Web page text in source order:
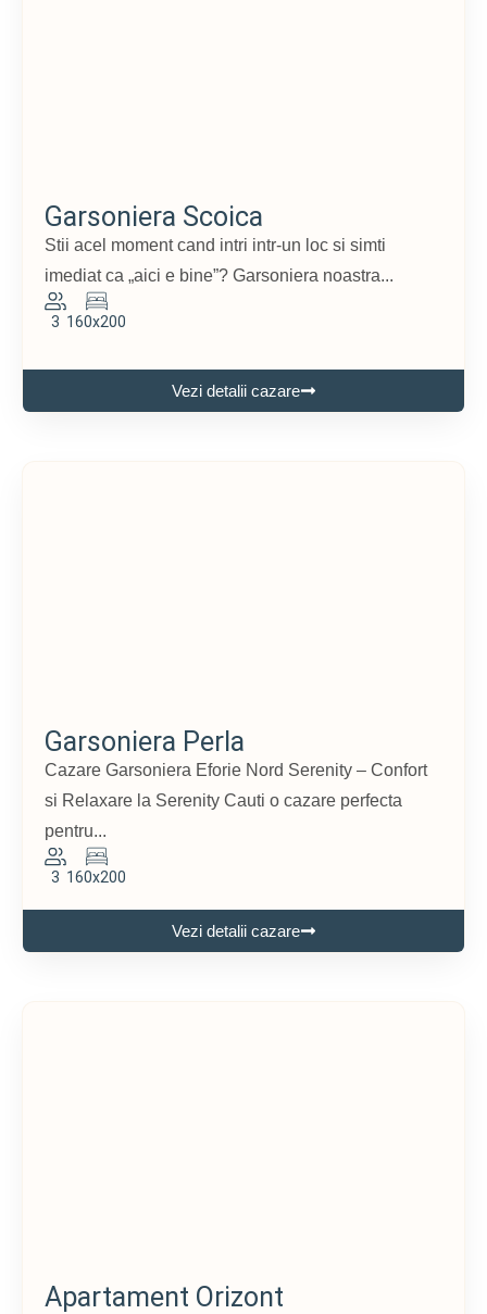
Garsoniera Scoica
Stii acel moment cand intri intr-un loc si simti
imediat ca „aici e bine”? Garsoniera noastra...
3 160x200
Vezi detalii cazare
Garsoniera Perla
Cazare Garsoniera Eforie Nord Serenity – Confort
si Relaxare la Serenity Cauti o cazare perfecta
pentru...
3 160x200
Vezi detalii cazare
Apartament Orizont